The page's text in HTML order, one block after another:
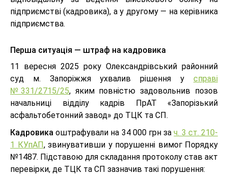
підприємстві (кадровика), а у другому — на керівника
підприємства.
Перша ситуація — штраф на кадровика
11 вересня 2025 року Олександрівський районний
суд м. Запоріжжя ухвалив рішення у справі
№331/2715/25, яким повністю задовольнив позов
начальниці відділу кадрів ПрАТ «Запорізький
асфальтобетонний завод» до ТЦК та СП.
Кадровика оштрафували на 34 000 грн зач. 3 ст. 210-
1 КУпАП, звинувативши у порушенні вимог Порядку
№1487. Підставою для складання протоколу став акт
перевірки, де ТЦК та СП зазначив такі порушення: